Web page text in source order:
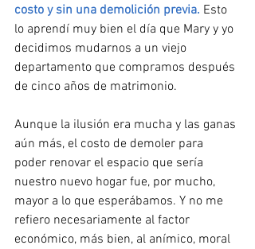
costo y sin una demolición previa. Esto
lo aprendí muy bien el día que Mary y yo
decidimos mudarnos a un viejo
departamento que compramos después
de cinco años de matrimonio.
Aunque la ilusión era mucha y las ganas
aún más, el costo de demoler para
poder renovar el espacio que sería
nuestro nuevo hogar fue, por mucho,
mayor a lo que esperábamos. Y no me
refiero necesariamente al factor
económico, más bien, al anímico, moral